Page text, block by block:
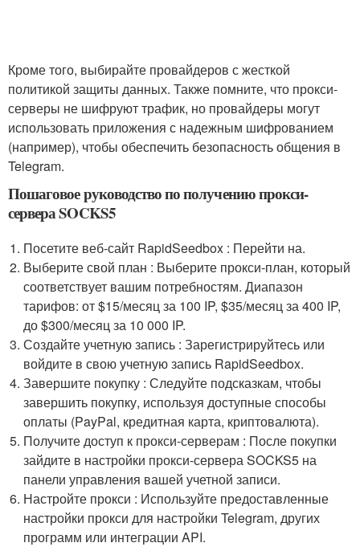
Кроме того, выбирайте провайдеров с жесткой
политикой защиты данных. Также помните, что прокси-
серверы не шифруют трафик, но провайдеры могут
использовать приложения с надежным шифрованием
(например), чтобы обеспечить безопасность общения в
Telegram.
Пошаговое руководство по получению прокси-
сервера SOCKS5
Посетите веб-сайт RapidSeedbox : Перейти на.
Выберите свой план : Выберите прокси-план, который
соответствует вашим потребностям. Диапазон
тарифов: от $15/месяц за 100 IP, $35/месяц за 400 IP,
до $300/месяц за 10 000 IP.
Создайте учетную запись : Зарегистрируйтесь или
войдите в свою учетную запись RapidSeedbox.
Завершите покупку : Следуйте подсказкам, чтобы
завершить покупку, используя доступные способы
оплаты (PayPal, кредитная карта, криптовалюта).
Получите доступ к прокси-серверам : После покупки
зайдите в настройки прокси-сервера SOCKS5 на
панели управления вашей учетной записи.
Настройте прокси : Используйте предоставленные
настройки прокси для настройки Telegram, других
программ или интеграции API.